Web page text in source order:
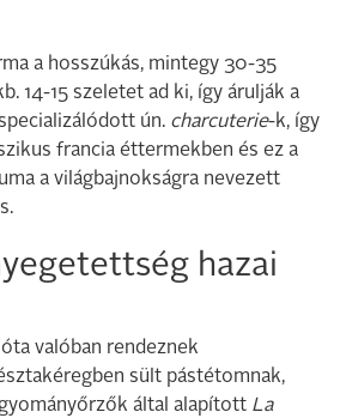
a hosszúkás, mintegy 30-35
14-15 szeletet ad ki, így árulják a
ún. charcuterie-k, így
francia éttermekben és ez a
a világbajnokságra nevezett
hazai
valóban rendeznek
sült pástétomnak,
által alapított La